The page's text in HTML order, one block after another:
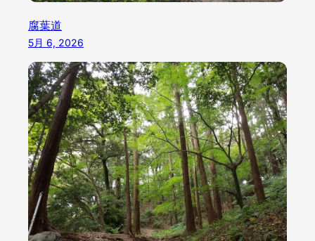
腐葉道
5月 6, 2026